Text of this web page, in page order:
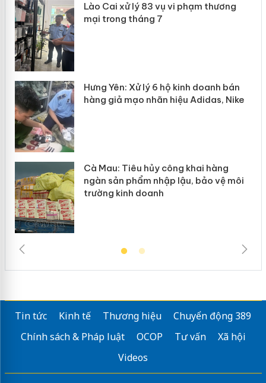
Lào Cai xử lý 83 vụ vi phạm thương
mại trong tháng 7
Hưng Yên: Xử lý 6 hộ kinh doanh bán
hàng giả mạo nhãn hiệu Adidas, Nike
Cà Mau: Tiêu hủy công khai hàng
ngàn sản phẩm nhập lậu, bảo vệ môi
trường kinh doanh
Tin tức Kinh tế Thương hiệu
Chuyển động 389
Chính sách & Pháp luật
OCOP Tư vấn
Xã hội
Videos